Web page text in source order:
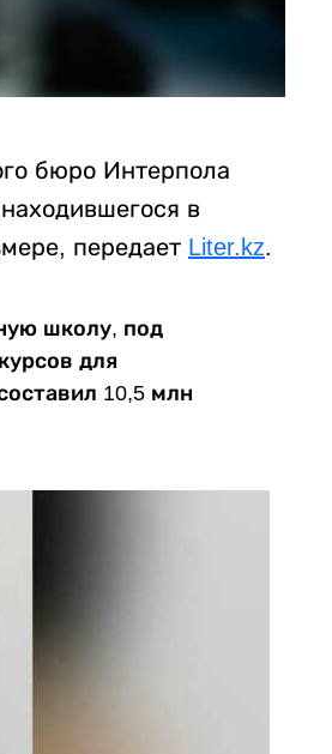
бюро Интерпола
в
передает Liter.kz.
школу, под
для
10,5 млн